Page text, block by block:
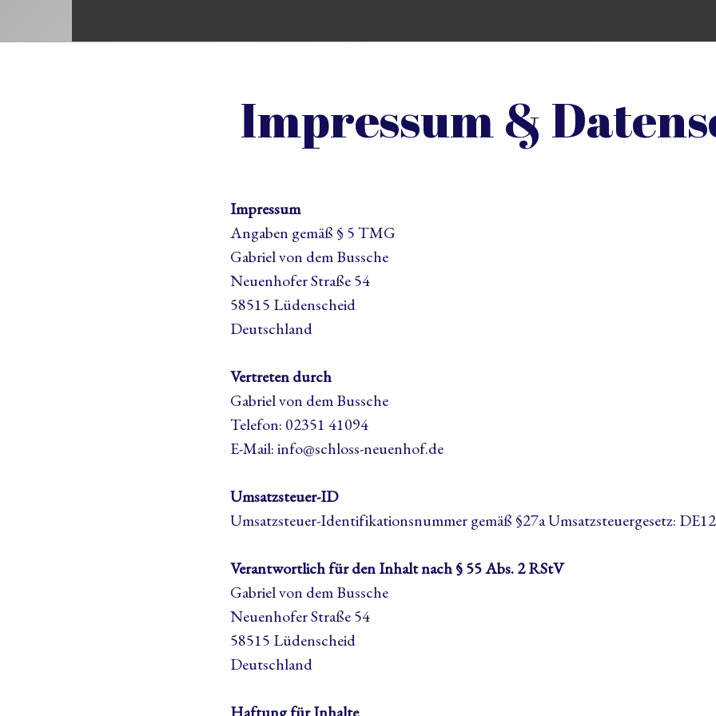
Impressum &
Impressum
Angaben gemäß § 5 TMG
Gabriel von dem Bussche
Neuenhofer Straße 54
58515 Lüdenscheid
Deutschland
Vertreten durch
Gabriel von dem Bussche
Telefon: 02351 41094
E-Mail: info@schloss-neuenhof.de
Umsatzsteuer-ID
Umsatzsteuer-Identifikationsnummer gemäß §27a Umsatzsteuergesetz:
Verantwortlich für den Inhalt nach § 55 Abs. 2 RStV
Gabriel von dem Bussche
Neuenhofer Straße 54
58515 Lüdenscheid
Deutschland